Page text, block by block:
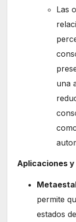
Las
una
Aplicaciones
permite
estados